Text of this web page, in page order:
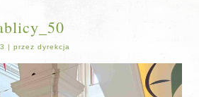
|przez dyrekcja